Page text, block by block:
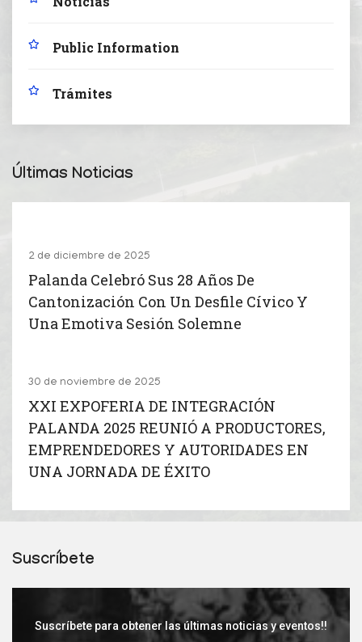
Public Information
Trámites
Últimas Noticias
2 de diciembre de 2025
Palanda Celebró Sus 28 Años De
Cantonización Con Un Desfile Cívico Y
Una Emotiva Sesión Solemne
30 de noviembre de 2025
XXI EXPOFERIA DE INTEGRACIÓN
PALANDA 2025 REUNIÓ A PRODUCTORES,
EMPRENDEDORES Y AUTORIDADES EN
UNA JORNADA DE ÉXITO
Suscríbete
Suscríbete para obtener las últimas noticias y eventos!!